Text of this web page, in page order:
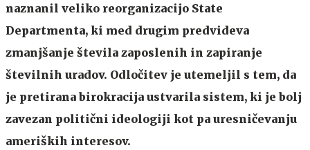
naznanil veliko reorganizacijo State
Departmenta, ki med drugim predvideva
zmanjšanje števila zaposlenih in zapiranje
številnih uradov. Odločitev je utemeljil s tem, da
je pretirana birokracija ustvarila sistem, ki je bolj
zavezan politični ideologiji kot pa uresničevanju
ameriških interesov.